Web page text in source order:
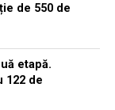
de 550 de
etapă.
122 de